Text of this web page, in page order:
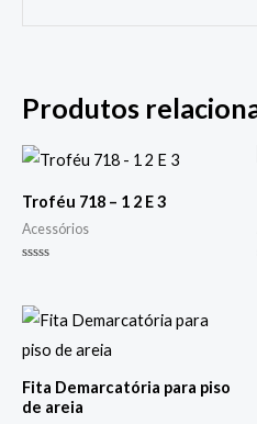
Produtos
Troféu 718 – 1 2 E 3
Acessórios
5
Fita Demarcatória para piso
de areia